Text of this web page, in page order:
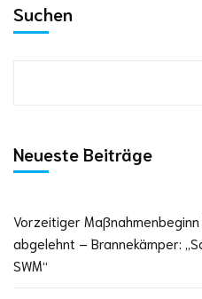
Suchen
Neueste Beiträge
Vorzeitiger
abgelehnt – Brannekämper:
SWM“